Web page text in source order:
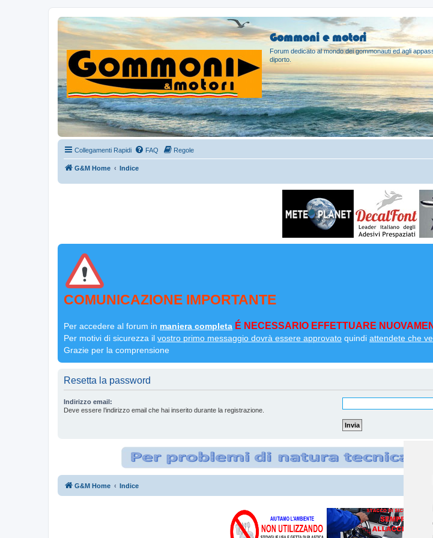
Gommoni e motori
Forum dedicato al mondo dei gommonauti ed agli
diporto.
Collegamenti Rapidi FAQ Regole
G&M Home Indice
COMUNICAZIONE IMPORTANTE
Per accedere al forum in maniera completa É NECESSARIO EFFETTUARE
Per motivi di sicurezza il vostro primo messaggio dovrà essere approvato quindi attendete che
Grazie per la comprensione
Resetta la password
Indirizzo email:
Deve essere l’indirizzo email che hai inserito durante la registrazione.
G&M Home Indice